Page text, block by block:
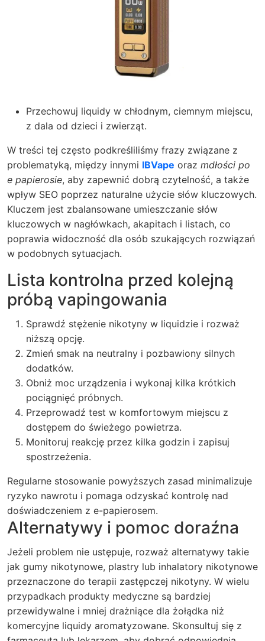
Przechowuj liquidy w chłodnym, ciemnym miejscu,
z dala od dzieci i zwierząt.
W treści tej często podkreśliliśmy frazy związane z
problematyką, między innymi IBVape oraz mdłości po
e papierosie, aby zapewnić dobrą czytelność, a także
wpływ SEO poprzez naturalne użycie słów kluczowych.
Kluczem jest zbalansowane umieszczanie słów
kluczowych w nagłówkach, akapitach i listach, co
poprawia widoczność dla osób szukających rozwiązań
w podobnych sytuacjach.
Lista kontrolna przed kolejną
próbą vapingowania
Sprawdź stężenie nikotyny w liquidzie i rozważ
niższą opcję.
Zmień smak na neutralny i pozbawiony silnych
dodatków.
Obniż moc urządzenia i wykonaj kilka krótkich
pociągnięć próbnych.
Przeprowadź test w komfortowym miejscu z
dostępem do świeżego powietrza.
Monitoruj reakcję przez kilka godzin i zapisuj
spostrzeżenia.
Regularne stosowanie powyższych zasad minimalizuje
ryzyko nawrotu i pomaga odzyskać kontrolę nad
doświadczeniem z e-papierosem.
Alternatywy i pomoc doraźna
Jeżeli problem nie ustępuje, rozważ alternatywy takie
jak gumy nikotynowe, plastry lub inhalatory nikotynowe
przeznaczone do terapii zastępczej nikotyny. W wielu
przypadkach produkty medyczne są bardziej
przewidywalne i mniej drażniące dla żołądka niż
komercyjne liquidy aromatyzowane. Skonsultuj się z